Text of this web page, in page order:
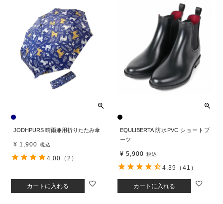
JODHPURS 晴雨兼用折りたたみ傘
¥ 1,900 税込
カートに入れる
4.00 （2）
EQULIBERTA 防水PVC ショートブ
ーツ
¥ 5,900 税込
カートに入れる
4.39 （41）